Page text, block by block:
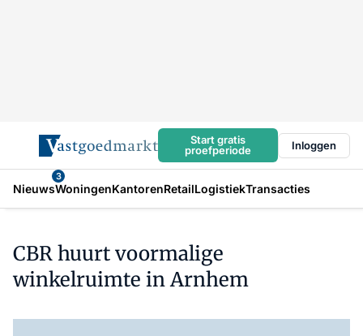
Start gratis
proefperiode
Inloggen
Nieuws
3
WoningenKantorenRetailLogistiekTransacties
CBR huurt voormalige
winkelruimte in Arnhem